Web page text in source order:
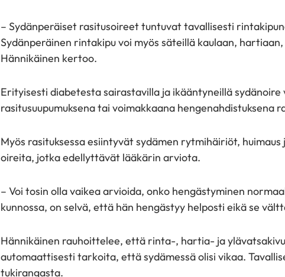
– Sydänperäiset rasitusoireet tuntuvat tavallisesti
Sydänperäinen rintakipu voi myös säteillä kaulaan,
Hännikäinen kertoo.
Erityisesti diabetesta sairastavilla ja ikääntyneillä sydänoire
rasitusuupumuksena tai voimakkaana hengenahdistuksena
Myös rasituksessa esiintyvät sydämen rytmihäiriöt,
oireita, jotka edellyttävät lääkärin arviota.
– Voi tosin olla vaikea arvioida, onko hengästyminen
kunnossa, on selvä, että hän hengästyy helposti eikä se
Hännikäinen rauhoittelee, että rinta-, hartia- ja
automaattisesti tarkoita, että sydämessä olisi vikaa.
tukirangasta.